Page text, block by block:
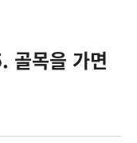
골목을 가면